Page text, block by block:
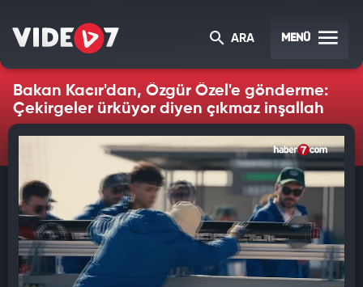
ARA MENÜ
Bakan Kacır'dan, Özgür Özel'e gönderme:
Çekirgeler ürküyor diyen çıkmaz inşallah